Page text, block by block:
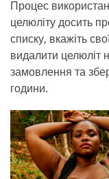
Процес
целюліту досить
списку, вкажіть
видалити целюліт
замовлення та
години.